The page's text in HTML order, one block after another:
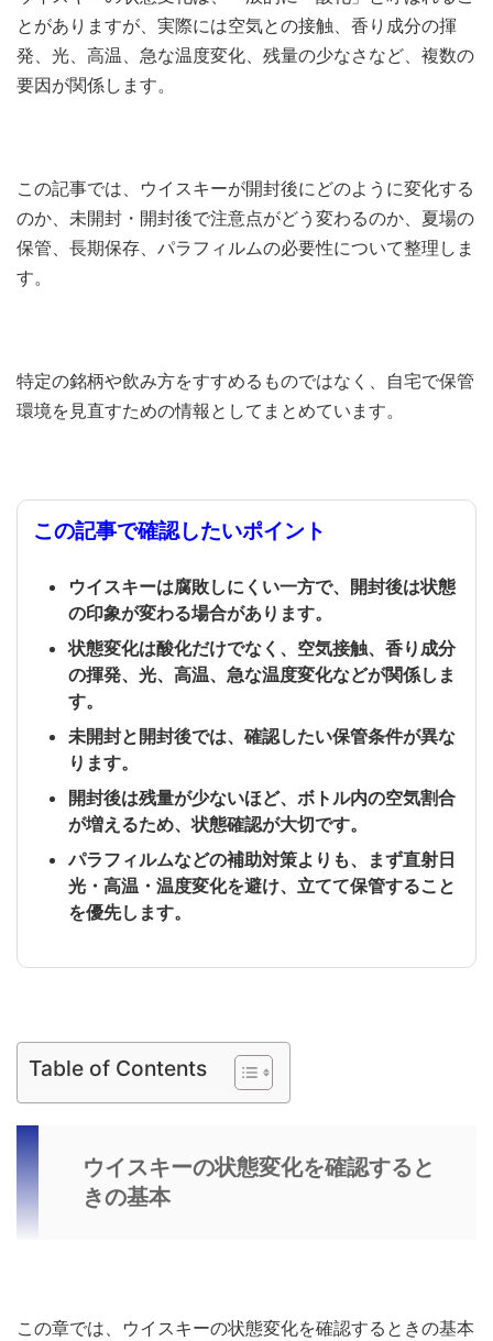
とがありますが、実際には空気との接触、香り成分の揮
発、光、高温、急な温度変化、残量の少なさなど、複数の
要因が関係します。
この記事では、ウイスキーが開封後にどのように変化する
のか、未開封・開封後で注意点がどう変わるのか、夏場の
保管、長期保存、パラフィルムの必要性について整理しま
す。
特定の銘柄や飲み方をすすめるものではなく、自宅で保管
環境を見直すための情報としてまとめています。
この記事で確認したいポイント
ウイスキーは腐敗しにくい一方で、開封後は状態
の印象が変わる場合があります。
状態変化は酸化だけでなく、空気接触、香り成分
の揮発、光、高温、急な温度変化などが関係しま
す。
未開封と開封後では、確認したい保管条件が異な
ります。
開封後は残量が少ないほど、ボトル内の空気割合
が増えるため、状態確認が大切です。
パラフィルムなどの補助対策よりも、まず直射日
光・高温・温度変化を避け、立てて保管すること
を優先します。
Table of Contents
ウイスキーの状態変化を確認すると
きの基本
この章では、ウイスキーの状態変化を確認するときの基本